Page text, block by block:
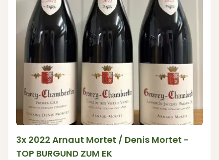
3x 2022 Arnaut Mortet / Denis Mortet -
TOP BURGUND ZUM EK